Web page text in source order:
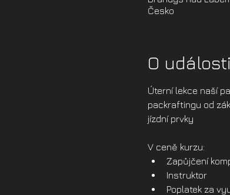
Česko
O události
Úterní lekce naší
packraftingu od
jízdní prvky
V ceně kurzu:
Zapůjčení
Instruktor
Poplatek za